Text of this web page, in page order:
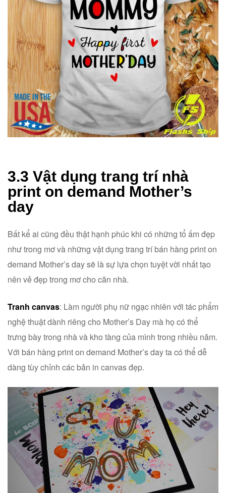
3.3 Vật dụng trang trí nhà
print on demand Mother’s
day
Bất kể ai cũng đều thật hạnh phúc khi có những tổ ấm đẹp
như trong mơ và những vật dụng trang trí bán hàng print on
demand Mother’s day sẽ là sự lựa chọn tuyệt vời nhất tạo
nên vẻ đẹp trong mơ cho căn nhà.
Tranh canvas: Làm người phụ nữ ngạc nhiên với tác phẩm
nghệ thuật dành riêng cho Mother’s Day mà họ có thể
trưng bày trong nhà và kho tàng của mình trong nhiều năm.
Với bán hàng print on demand Mother’s day ta có thể dễ
dàng tùy chỉnh các bản in canvas đẹp.